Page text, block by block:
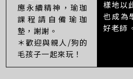
應永續精神，瑜珈
課程請自備瑜珈
墊，謝謝。
＊歡迎與親人/狗的
毛孩子一起來玩！
樣地以
也成為
好老師